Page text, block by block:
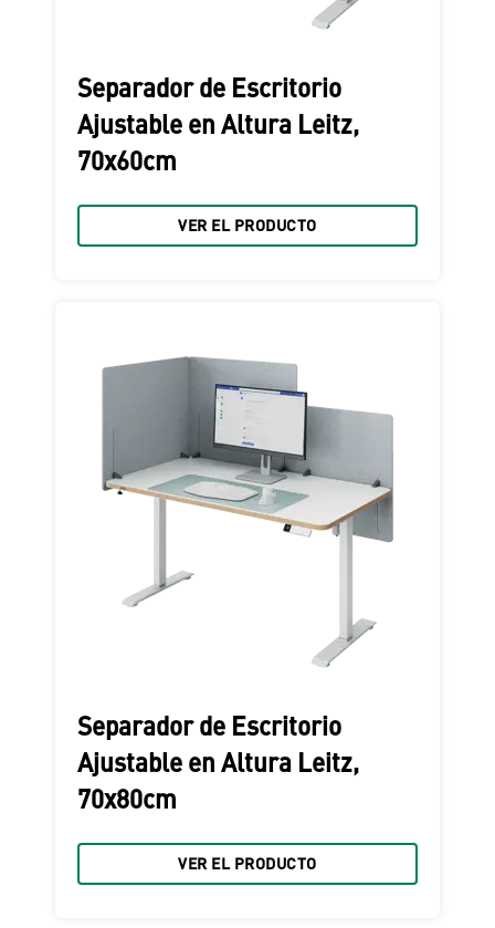
Separador de Escritorio
Ajustable en Altura Leitz,
70x60cm
VER EL PRODUCTO
Separador de Escritorio
Ajustable en Altura Leitz,
70x80cm
VER EL PRODUCTO